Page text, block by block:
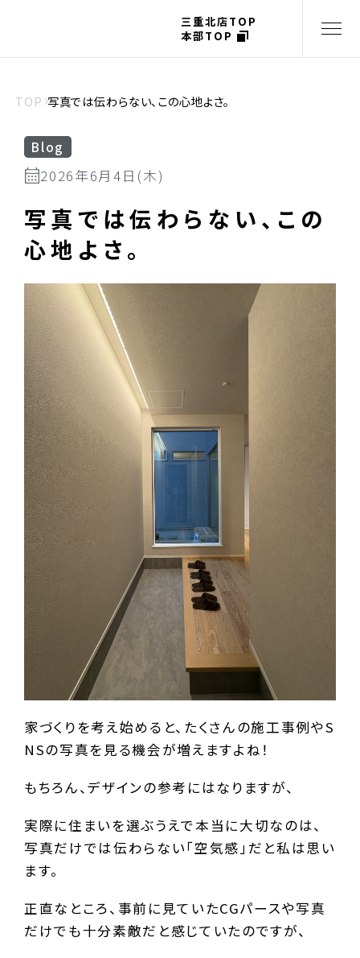
三重北店TOP
本部TOP
TOP 写真では伝わらない、この心地よさ。
Blog
2026年6月4日(木)
写真では伝わらない、この
心地よさ。
家づくりを考え始めると、たくさんの施工事例やS
NSの写真を見る機会が増えますよね！
もちろん、デザインの参考にはなりますが、
実際に住まいを選ぶうえで本当に大切なのは、
写真だけでは伝わらない「空気感」だと私は思い
ます。
正直なところ、事前に見ていたCGパースや写真
だけでも十分素敵だと感じていたのですが、